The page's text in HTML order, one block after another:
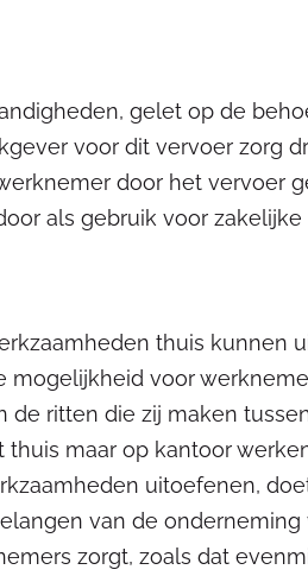
gelet op de
voor dit vervoer zorg
door het vervoer
als gebruik voor zakelijke
thuis kunnen
mogelijkheid voor
de ritten die zij maken
maar op kantoor
uitoefenen,
van de onderneming
zorgt, zoals dat